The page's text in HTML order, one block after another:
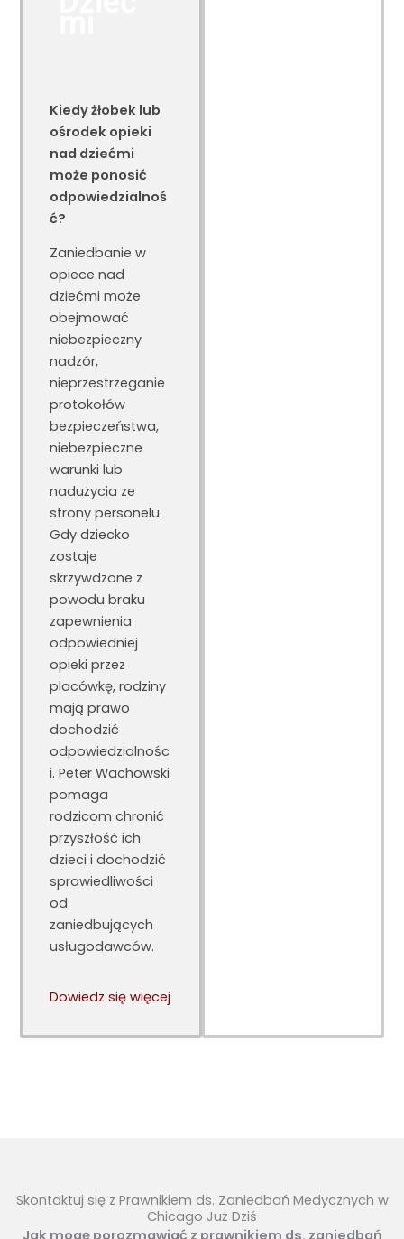
Kiedy żłobek lub
ośrodek opieki
nad dziećmi
może ponosić
odpowiedzialnoś
ć?
Zaniedbanie w
opiece nad
dziećmi może
obejmować
niebezpieczny
nadzór,
nieprzestrzeganie
protokołów
bezpieczeństwa,
niebezpieczne
warunki lub
nadużycia ze
strony personelu.
Gdy dziecko
zostaje
skrzywdzone z
powodu braku
zapewnienia
odpowiedniej
opieki przez
placówkę, rodziny
mają prawo
dochodzić
odpowiedzialnośc
i. Peter Wachowski
pomaga
rodzicom chronić
przyszłość ich
dzieci i dochodzić
sprawiedliwości
od
zaniedbujących
usługodawców.
Dowiedz się więcej
Skontaktuj się z Prawnikiem ds. Zaniedbań Medycznych w
Chicago Już Dziś
Jak mogę porozmawiać z prawnikiem ds. zaniedbań